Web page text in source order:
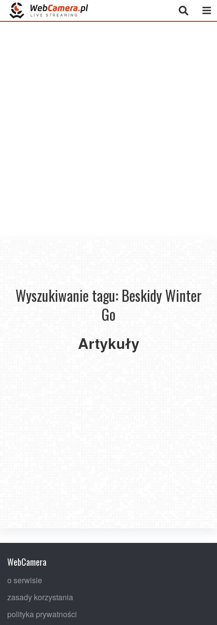
Wyszukiwanie tagu: Beskidy Winter
Go
Artykuły
Szczyrk
Winter
WebCamera
o serwisie
zasady korzystania
polityka prywatności